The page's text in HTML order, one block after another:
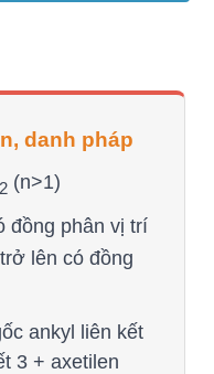
danh pháp
(n>1)
đồng phân vị trí
lên có đồng
ankyl liên kết
3 + axetilen